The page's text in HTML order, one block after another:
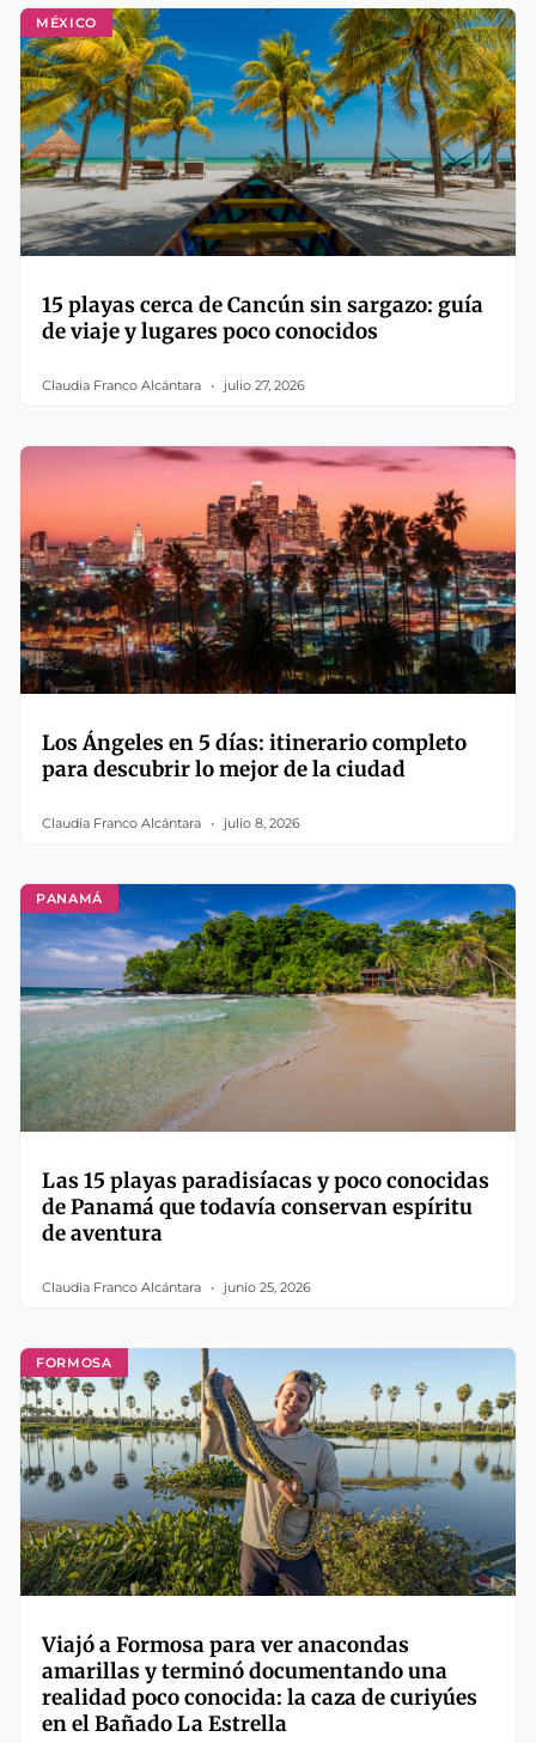
MÉXICO
15 playas cerca de Cancún sin sargazo: guía
de viaje y lugares poco conocidos
Claudia Franco Alcántara julio 27, 2026
Los Ángeles en 5 días: itinerario completo
para descubrir lo mejor de la ciudad
Claudia Franco Alcántara julio 8, 2026
PANAMÁ
Las 15 playas paradisíacas y poco conocidas
de Panamá que todavía conservan espíritu
de aventura
Claudia Franco Alcántara junio 25, 2026
FORMOSA
Viajó a Formosa para ver anacondas
amarillas y terminó documentando una
realidad poco conocida: la caza de curiyúes
en el Bañado La Estrella